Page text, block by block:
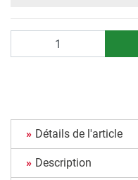
Détails de l'article
Description